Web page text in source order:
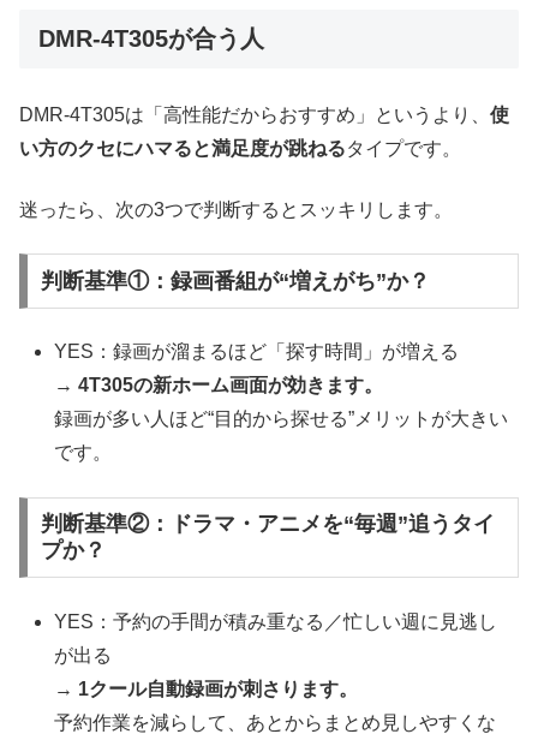
DMR-4T305が合う人
DMR-4T305は「高性能だからおすすめ」というより、 使
い方のクセにハマると満足度が跳ねるタイプです。
迷ったら、次の3つで判断するとスッキリします。
判断基準①：録画番組が“増えがち”か？
YES：録画が溜まるほど「探す時間」が増える
→4T305の新ホーム画面が効きます。
録画が多い人ほど“目的から探せる”メリットが大きい
です。
判断基準②：ドラマ・アニメを“毎週”追うタイ
プか？
YES：予約の手間が積み重なる／忙しい週に見逃し
が出る
→ 1クール自動録画が刺さります。
予約作業を減らして、あとからまとめ見しやすくな